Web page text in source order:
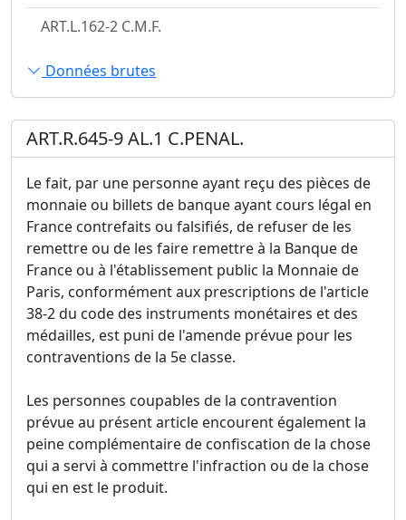
ART.L.162-2 C.M.F.
Données brutes
ART.R.645-9 AL.1 C.PENAL.
Le fait, par une personne ayant reçu des pièces de
monnaie ou billets de banque ayant cours légal en
France contrefaits ou falsifiés, de refuser de les
remettre ou de les faire remettre à la Banque de
France ou à l'établissement public la Monnaie de
Paris, conformément aux prescriptions de l'article
38-2 du code des instruments monétaires et des
médailles, est puni de l'amende prévue pour les
contraventions de la 5e classe.
Les personnes coupables de la contravention
prévue au présent article encourent également la
peine complémentaire de confiscation de la chose
qui a servi à commettre l'infraction ou de la chose
qui en est le produit.